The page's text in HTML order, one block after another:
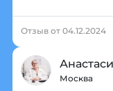
Отзыв от 04.12.2024
Москва